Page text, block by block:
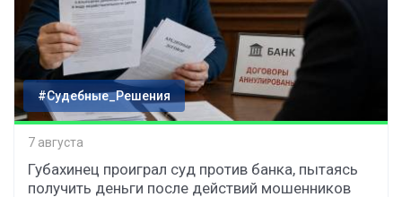
#Судебные_Решения
7 августа
Губахинец проиграл суд против банка, пытаясь
получить деньги после действий мошенников